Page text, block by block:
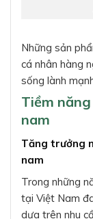
Những sản
cá nhân hàng
sống lành
Tiềm
nam
Tăng trưởng
nam
Trong những
tại Việt Nam
dựa trên nhu